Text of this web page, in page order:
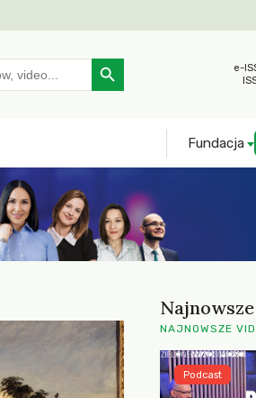
Search Button
e-
Fundacja
NAJNOWSZE
Podcast